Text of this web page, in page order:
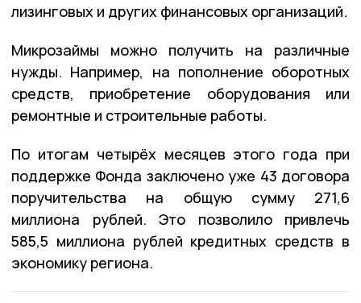
лизинговых и других финансовых организаций.
Микрозаймы можно получить на различные
нужды. Например, на пополнение оборотных
средств, приобретение оборудования или
ремонтные и строительные работы.
По итогам четырёх месяцев этого года при
поддержке Фонда заключено уже 43 договора
поручительства на общую сумму 271,6
миллиона рублей. Это позволило привлечь
585,5 миллиона рублей кредитных средств в
экономику региона.